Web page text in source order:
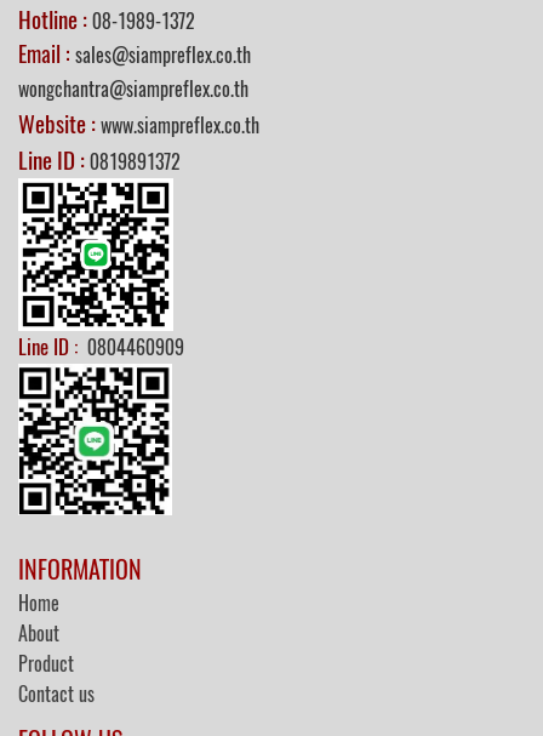
Hotline :08-1989-1372
Email : sales@siampreflex.co.th
wongchantra@siampreflex.co.th
Website :www.siampreflex.co.th
Line ID :0819891372
Line ID : 0804460909
INFORMATION
Home
About
Product
Contact us